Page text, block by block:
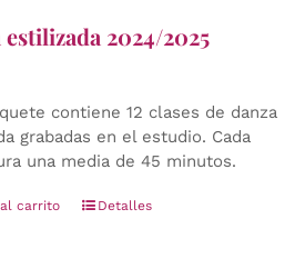
estilizada 2024/2025
contiene 12 clases de danza
grabadas en el estudio. Cada
una media de 45 minutos.
carrito Detalles